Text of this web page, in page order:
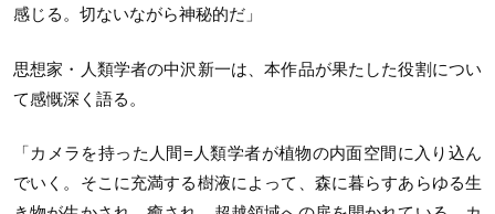
感じる。切ないながら神秘的だ」
思想家・人類学者の中沢新一は、本作品が果たした役割につい
て感慨深く語る。
「カメラを持った人間=人類学者が植物の内面空間に入り込ん
でいく。そこに充満する樹液によって、森に暮らすあらゆる生